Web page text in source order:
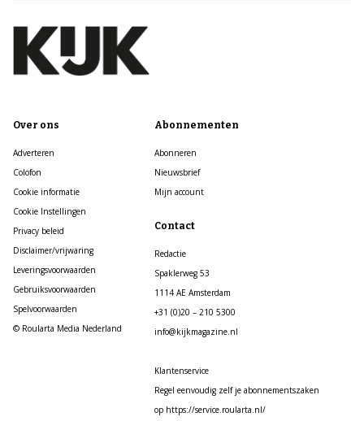
Over ons
Adverteren
Colofon
Cookie informatie
Cookie Instellingen
Privacy beleid
Disclaimer/vrijwaring
Leveringsvoorwaarden
Gebruiksvoorwaarden
Spelvoorwaarden
© Roularta Media Nederland
Abonnementen
Abonneren
Nieuwsbrief
Mijn account
Contact
Redactie
Spaklerweg 53
1114 AE Amsterdam
+31 (0)20 – 210 5300
info@kijkmagazine.nl
Klantenservice
Regel eenvoudig zelf je abonnementszaken
op https://service.roularta.nl/